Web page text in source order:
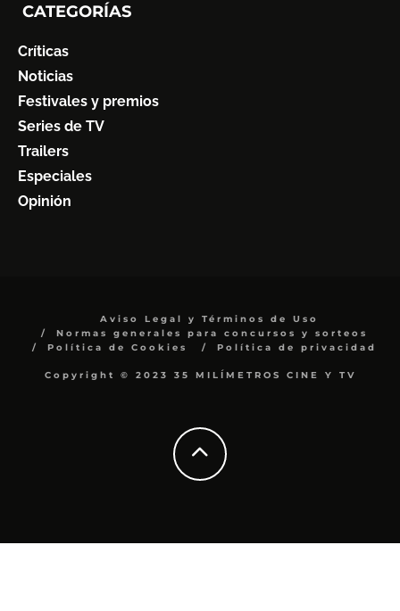
CATEGORÍAS
Críticas
Noticias
Festivales y premios
Series de TV
Trailers
Especiales
Opinión
Aviso Legal y Términos de Uso
Normas generales para concursos y sorteos
Política de Cookies
Política de privacidad
Copyright © 2023 35 MILÍMETROS CINE Y TV